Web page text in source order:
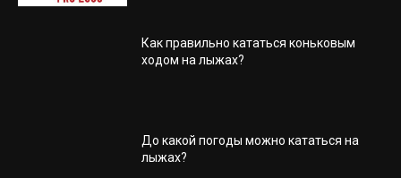
Как правильно кататься коньковым
ходом на лыжах?
До какой погоды можно кататься на
лыжах?